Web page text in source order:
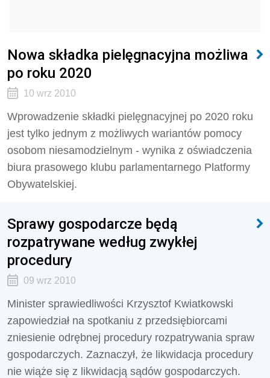
Nowa składka pielęgnacyjna możliwa
po roku 2020
10 wrz 2010
Wprowadzenie składki pielęgnacyjnej po 2020 roku
jest tylko jednym z możliwych wariantów pomocy
osobom niesamodzielnym - wynika z oświadczenia
biura prasowego klubu parlamentarnego Platformy
Obywatelskiej.
Sprawy gospodarcze będą
rozpatrywane według zwykłej
procedury
09 wrz 2010
Minister sprawiedliwości Krzysztof Kwiatkowski
zapowiedział na spotkaniu z przedsiębiorcami
zniesienie odrębnej procedury rozpatrywania spraw
gospodarczych. Zaznaczył, że likwidacja procedury
nie wiąże się z likwidacją sądów gospodarczych.